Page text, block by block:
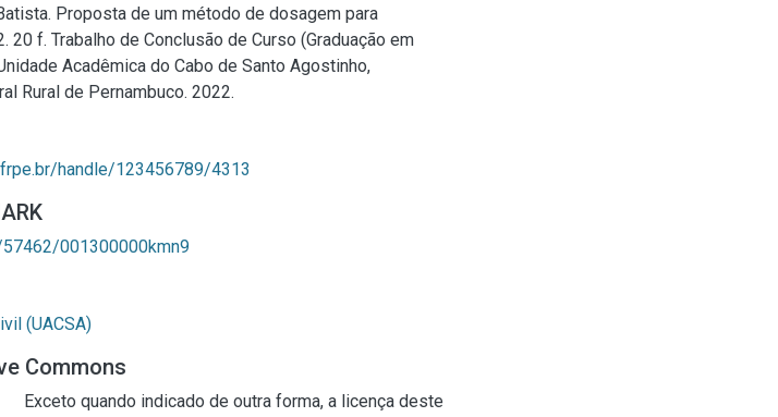
Proposta de um método de dosagem para
20 f. Trabalho de Conclusão de Curso (Graduação em
Acadêmica do Cabo de Santo Agostinho,
Rural de Pernambuco. 2022.
handle/123456789/4313
001300000kmn9
(UACSA)
Commons
Exceto quando indicado de outra forma, a licença deste